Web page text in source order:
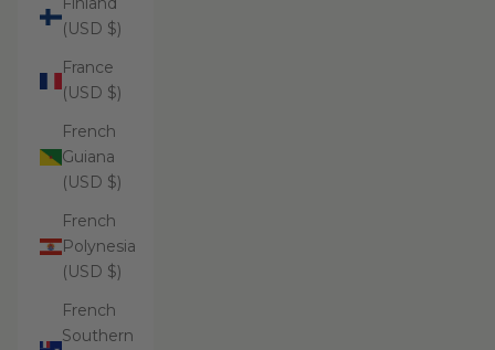
(USD $)
France
(USD $)
French
Guiana
(USD $)
French
Polynesia
(USD $)
French
Southern